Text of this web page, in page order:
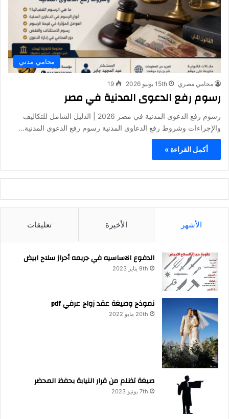
محامي مدني
محامي مصري 15th يونيو 2026 19
رسوم رفع الدعوى المدنية في مصر
رسوم رفع الدعوى المدنية في مصر 2026 | الدليل الشامل للتكاليف
والإجراءات وشروط رفع الدعاوى المدنية رسوم رفع الدعوى المدنية…
أكمل القراءة »
الأشهر الأخيرة تعليقات
الدفوع الاساسيه في جريمه أحراز سلاح ابيض
9th يناير 2023
نموذج وصيغة عقد زواج عرفي pdf
20th مايو 2022
صيغة تظلم من قرار النيابة بحفظ المحضر
7th يونيو 2023